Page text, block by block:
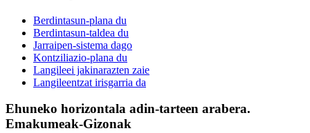
Berdintasun-plana du
Berdintasun-taldea du
Jarraipen-sistema dago
Kontziliazio-plana du
Langileei jakinarazten zaie
Langileentzat irisgarria da
Ehuneko horizontala adin-tarteen arabera.
Emakumeak-Gizonak